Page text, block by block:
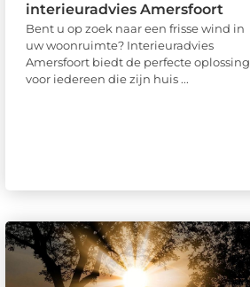
interieuradvies Amersfoort
Bent u op zoek naar een frisse wind in
uw woonruimte? Interieuradvies
Amersfoort biedt de perfecte oplossing
voor iedereen die zijn huis ...